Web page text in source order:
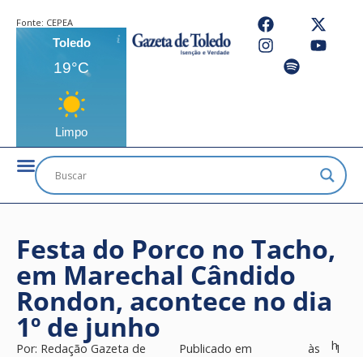
Fonte: CEPEA
Toledo
19°C
Limpo
Festa do Porco no Tacho,
em Marechal Cândido
Rondon, acontece no dia
1º de junho
Por: Redação Gazeta de
Publicado em
às
h1